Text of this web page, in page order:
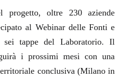
progetto, oltre 230 aziende
al Webinar delle Fonti e
sei tappe del Laboratorio. Il
i prossimi mesi con una
conclusiva (Milano in